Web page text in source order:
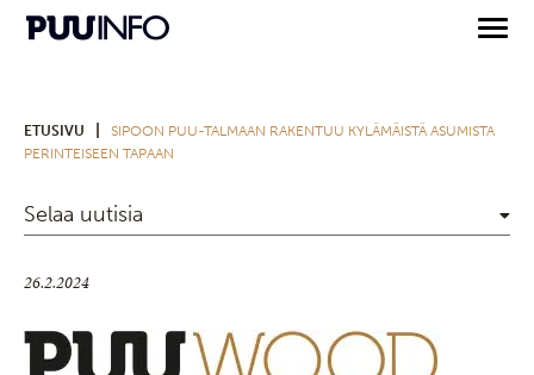
ETUSIVU
SIPOON PUU-TALMAAN RAKENTUU KYLÄMÄISTÄ ASUMISTA
PERINTEISEEN TAPAAN
Selaa uutisia
26.2.2024